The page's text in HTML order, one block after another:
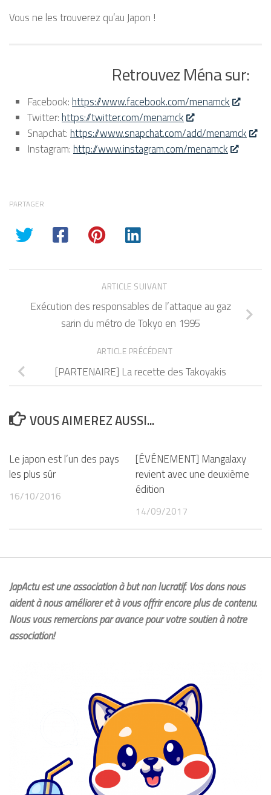
Vous ne les trouverez qu’au Japon !
Retrouvez Ména sur:
Facebook: https://www.facebook.com/menamck
Twitter: https://twitter.com/menamck
Snapchat: https://www.snapchat.com/add/menamck
Instagram: http://www.instagram.com/menamck
PARTAGER
ARTICLE SUIVANT
Exécution des responsables de l’attaque au gaz
sarin du métro de Tokyo en 1995
ARTICLE PRÉCÉDENT
[PARTENAIRE] La recette des Takoyakis
VOUS AIMEREZ AUSSI...
Le japon est l’un des pays
les plus sûr
16/10/2016
[ÉVÉNEMENT] Mangalaxy
revient avec une deuxième
édition
14/09/2017
JapActu est une association à but non lucratif. Vos dons nous
aident à nous améliorer et à vous offrir encore plus de contenu.
Nous vous remercions par avance pour votre soutien à notre
association!